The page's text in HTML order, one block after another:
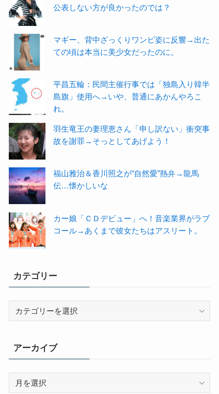
公表しない方が良かったのでは？
マギー、背中ざっくりワンピ姿に反響→出た
ての頃は本当に美少女だったのに。
平昌五輪：民間主催行事では「独島入り韓半
島旗」使用へ→いや、普通にあかんやろこ
れ。
羽生竜王の妻理恵さん「申し訳ない」衝突事
故を謝罪→そっとしてあげよう！
福山雅治＆香川照之が“自然愛”熱弁→龍馬
伝…懐かしいな
カー娘「ＣＤデビュー」へ！音楽業界がラブ
コール→あくまで彼女たちはアスリート。
カテゴリー
ー
アーカイブ